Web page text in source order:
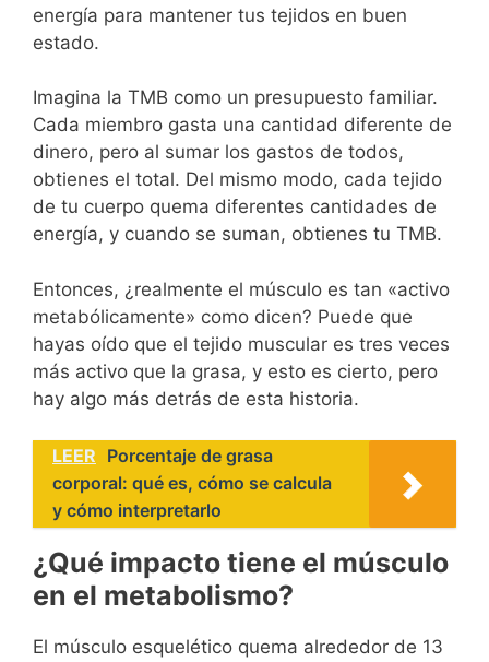
energía para mantener tus tejidos en buen
estado.
Imagina la TMB como un presupuesto familiar.
Cada miembro gasta una cantidad diferente de
dinero, pero al sumar los gastos de todos,
obtienes el total. Del mismo modo, cada tejido
de tu cuerpo quema diferentes cantidades de
energía, y cuando se suman, obtienes tu TMB.
Entonces, ¿realmente el músculo es tan «activo
metabólicamente» como dicen? Puede que
hayas oído que el tejido muscular es tres veces
más activo que la grasa, y esto es cierto, pero
hay algo más detrás de esta historia.
LEER Porcentaje de grasa
corporal: qué es, cómo se calcula
y cómo interpretarlo
¿Qué impacto tiene el músculo
en el metabolismo?
El músculo esquelético quema alrededor de 13